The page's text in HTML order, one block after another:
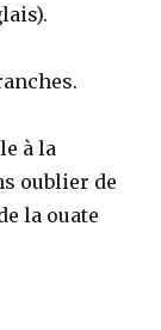
à la
oublier de
la ouate